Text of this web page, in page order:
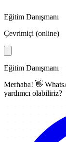
Eğitim Danışmanı
Çevrimiçi (online)
Eğitim Danışmanı
Merhaba! 👋
yardımcı olabiliriz?